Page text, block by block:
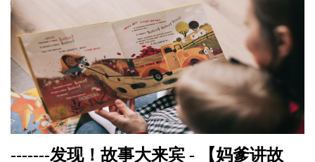
-------发现！故事大来宾 - 【妈爹讲故